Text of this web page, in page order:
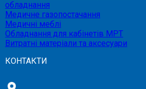
обладнання
Медичне газопостачання
Медичні меблі
Обладнання для кабінетів МРТ
Витратні матеріали та аксесуари
КОНТАКТИ